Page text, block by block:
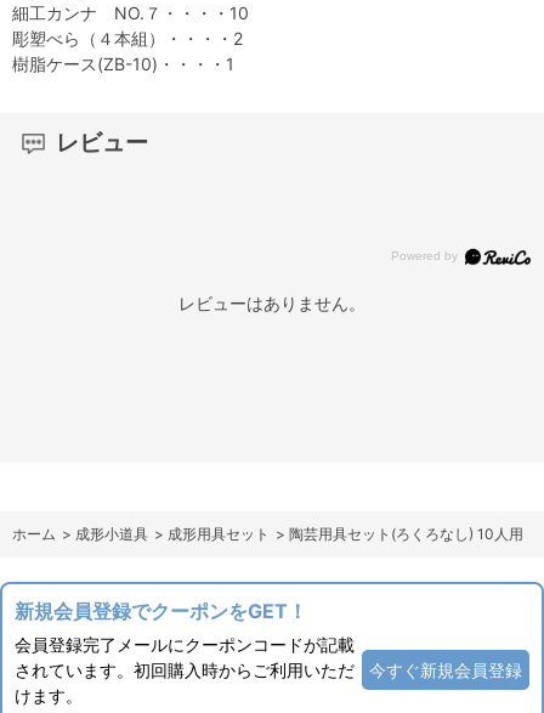
細工カンナ NO.７・・・・10
彫塑べら（４本組）・・・・2
樹脂ケース(ZB-10)・・・・1
レビュー
レビューはありません。
ホーム > 成形小道具 > 成形用具セット > 陶芸用具セット(ろくろなし) 10人用
新規会員登録でクーポンをGET！
会員登録完了メールにクーポンコードが記載
されています。初回購入時からご利用いただ
けます。
今すぐ新規会員登録